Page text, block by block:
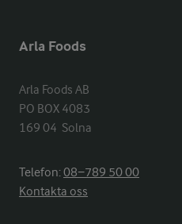
Arla Foods
Arla Foods AB
PO BOX 4083
169 04  Solna
Telefon:08−789 50 00
Kontakta oss